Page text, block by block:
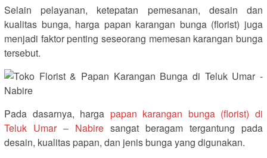
Selain pelayanan, ketepatan pemesanan, desain dan
kualitas bunga, harga papan karangan bunga (florist) juga
menjadi faktor penting seseorang memesan karangan bunga
tersebut.
Pada dasarnya, harga papan karangan bunga (florist) di
Teluk Umar – Nabire sangat beragam tergantung pada
desain, kualitas papan, dan jenis bunga yang digunakan.